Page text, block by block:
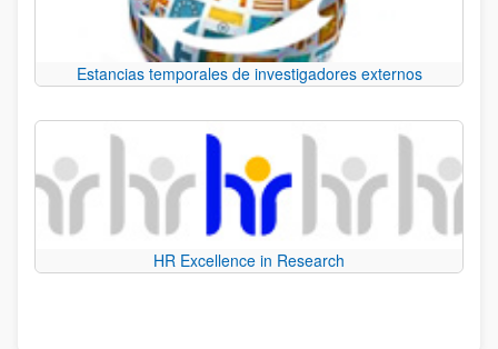
Estancias temporales de investigadores externos
HR Excellence in Research